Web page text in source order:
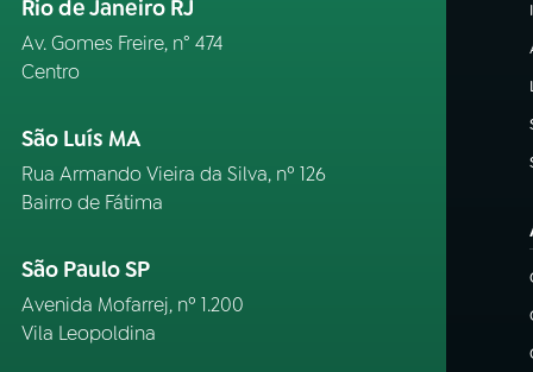
Rio de Janeiro RJ
Av. Gomes Freire, n° 474
Centro
São Luís MA
Rua Armando Vieira da Silva, nº 126
Bairro de Fátima
São Paulo SP
Avenida Mofarrej, nº 1.200
Vila Leopoldina